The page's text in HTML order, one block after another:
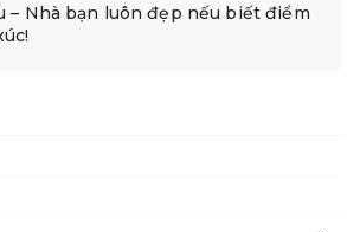
– Nhà bạn luôn đẹp nếu biết điểm